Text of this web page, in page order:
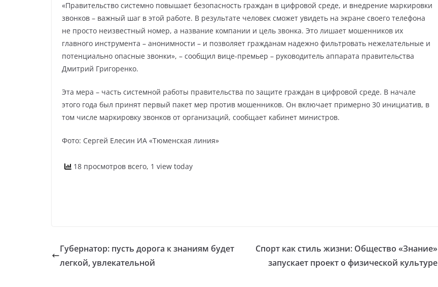
«Правительство системно повышает безопасность граждан в цифровой среде, и внедрение маркировки
звонков – важный шаг в этой работе. В результате человек сможет увидеть на экране своего телефона
не просто неизвестный номер, а название компании и цель звонка. Это лишает мошенников их
главного инструмента – анонимности – и позволяет гражданам надежно фильтровать нежелательные и
потенциально опасные звонки», – сообщил вице-премьер – руководитель аппарата правительства
Дмитрий Григоренко.
Эта мера – часть системной работы правительства по защите граждан в цифровой среде. В начале
этого года был принят первый пакет мер против мошенников. Он включает примерно 30 инициатив, в
том числе маркировку звонков от организаций, сообщает кабинет министров.
Фото: Сергей Елесин ИА «Тюменская линия»
18 просмотров всего, 1 view today
Губернатор: пусть дорога к знаниям будет
легкой, увлекательной
Спорт как стиль жизни: Общество «Знание»
запускает проект о физической культуре